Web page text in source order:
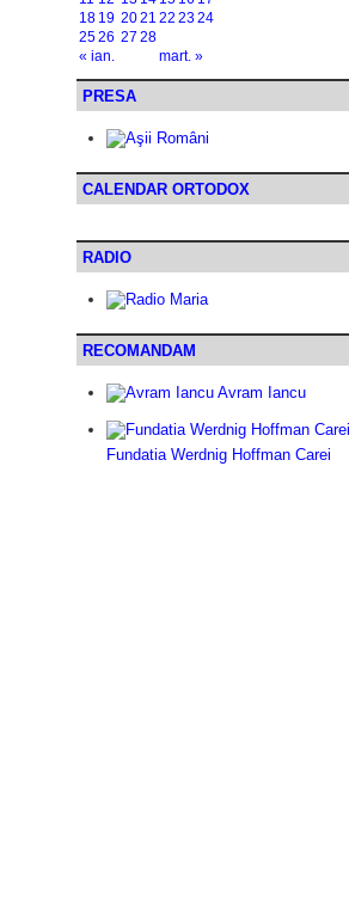
« ian. mart. »
18 19 2021 22 2324
2526 27 28
PRESA
CALENDAR ORTODOX
RADIO
RECOMANDAM
Avram Iancu
Fundatia Werdnig Hoffman Carei